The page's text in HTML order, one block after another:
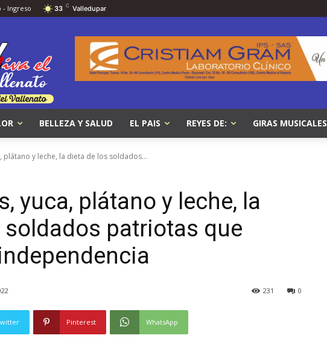
- Ingreso 33 C Valledupar
BELLEZA Y SALUD EL PAIS REYES DE: GIRAS MUSICALES
plátano y leche, la dieta de los soldados...
yuca, plátano y leche, la
soldados patriotas que
0
231
Pinterest WhatsApp